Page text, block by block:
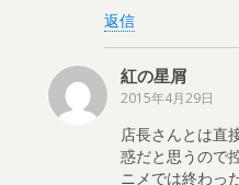
返信
紅の星屑
2015年4月29日
店長さんとは直
惑だと思うので
ニメでは終わっ